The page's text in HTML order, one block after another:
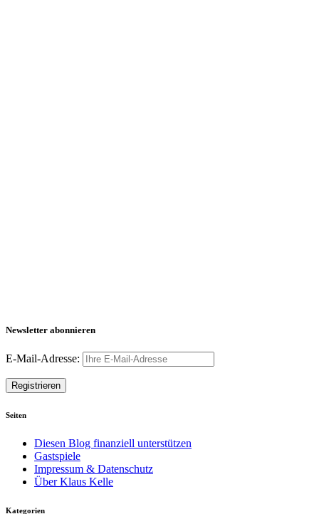
Newsletter abonnieren
E-Mail-Adresse:
Seiten
Diesen Blog finanziell unterstützen
Gastspiele
Impressum & Datenschutz
Über Klaus Kelle
Kategorien